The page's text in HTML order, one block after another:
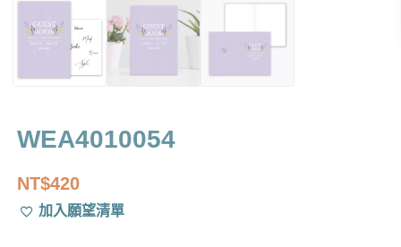
WEA4010054
NT$420
加入願望清單